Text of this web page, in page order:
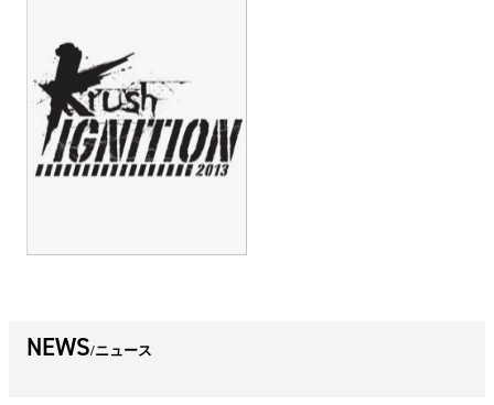
NEWS ニュース